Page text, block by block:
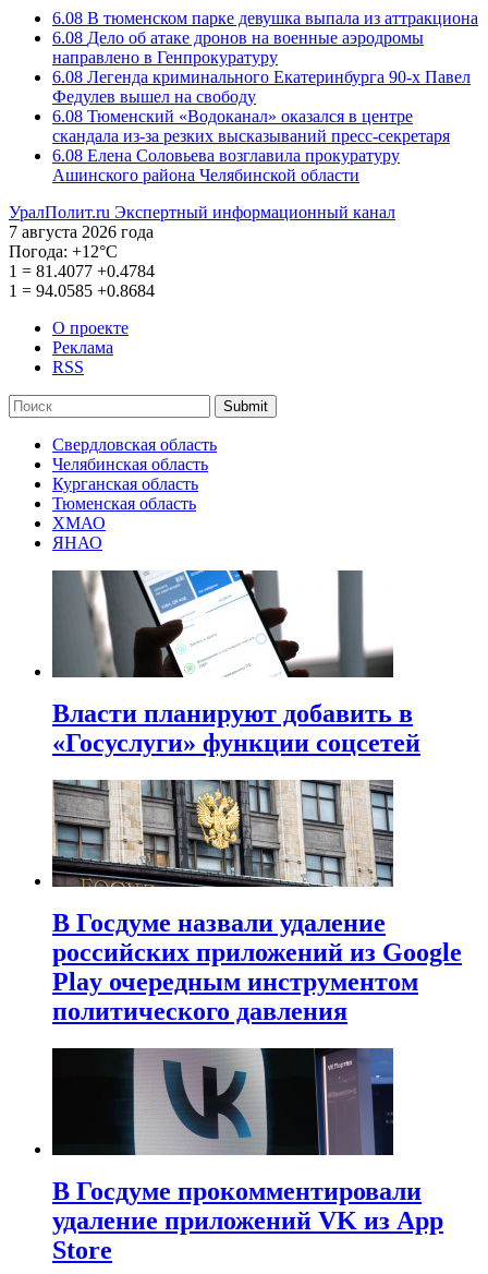
6.08 В тюменском парке девушка выпала из аттракциона
6.08 Дело об атаке дронов на военные аэродромы
направлено в Генпрокуратуру
6.08 Легенда криминального Екатеринбурга 90-х Павел
Федулев вышел на свободу
6.08 Тюменский «Водоканал» оказался в центре
скандала из-за резких высказываний пресс-секретаря
6.08 Елена Соловьева возглавила прокуратуру
Ашинского района Челябинской области
УралПолит.ru Экспертный информационный канал
7 августа 2026 года
Погода: +12°С
1 = 81.4077 +0.4784
1 = 94.0585 +0.8684
О проекте
Реклама
RSS
Submit
Свердловская область
Челябинская область
Курганская область
Тюменская область
ХМАО
ЯНАО
Власти планируют добавить в
«Госуслуги» функции соцсетей
В Госдуме назвали удаление
российских приложений из Google
Play очередным инструментом
политического давления
В Госдуме прокомментировали
удаление приложений VK из App
Store